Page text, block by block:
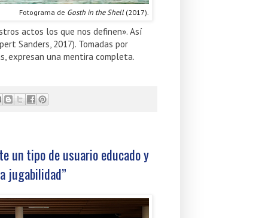
Fotograma de Gosth in the Shell(2017).
actos los que nos definen». Así
Sanders, 2017). Tomadas por
expresan una mentira completa.
un tipo de usuario educado y
jugabilidad”